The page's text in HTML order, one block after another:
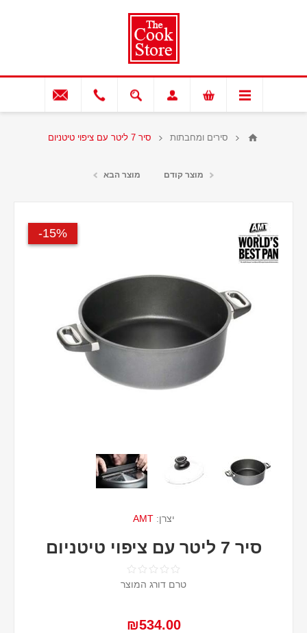
סירים ומחבתות סיר 7 ליטר עם ציפוי טיטניום
מוצר קודם מוצר הבא
15%-
יצרן: AMT
סיר 7 ליטר עם ציפוי טיטניום
טרם דורג המוצר
₪534.00